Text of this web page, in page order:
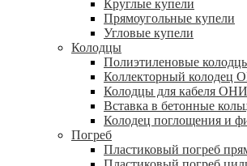
Круглые купели
Прямоугольные купели
Угловые купели
Колодцы
Полиэтиленовые
Коллекторный колодец
Колодцы для кабеля
Вставка в бетонные
Колодец поглощения и
Погреб
Пластиковый погреб